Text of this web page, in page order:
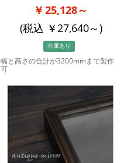
25,128～
(税込
27,640～)
在庫あり
幅と高さの合計が3200mmまで製作
可